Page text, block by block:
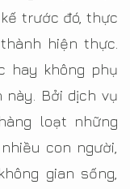
trước đó, thực
hiện thực.
hay không phụ
này. Bởi dịch vụ
loạt những
con người,
gian sống,